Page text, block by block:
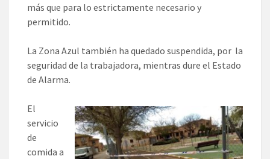
más que para lo estrictamente necesario y
permitido.
La Zona Azul también ha quedado suspendida, por la
seguridad de la trabajadora, mientras dure el Estado
de Alarma.
El
servicio
de
comida a